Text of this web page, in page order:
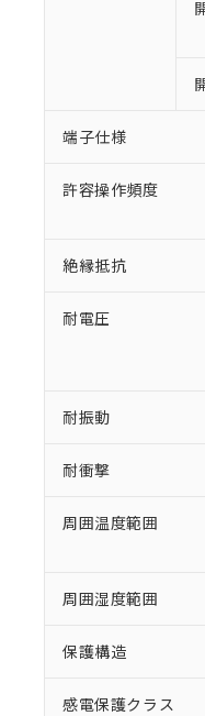
端子仕様
許容操作頻度
絶縁抵抗
耐電圧
耐振動
耐衝撃
周囲温度範囲
周囲湿度範囲
保護構造
感電保護クラス